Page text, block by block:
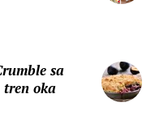
sa
tren oka